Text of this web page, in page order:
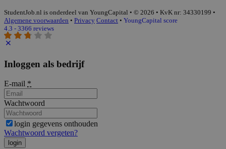
StudentJob.nl is onderdeel van YoungCapital • © 2026 • KvK nr: 34330199 •
Algemene voorwaarden • Privacy Contact • YoungCapital score
4.3 - 3366 reviews
Inloggen als bedrijf
E-mail *
Wachtwoord
login gegevens onthouden
Wachtwoord vergeten?
login